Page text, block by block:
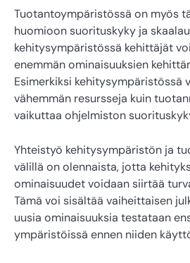
Tuotantoympäristössä on myös
huomioon suorituskyky ja
kehitysympäristössä kehittäjät
enemmän ominaisuuksien
Esimerkiksi kehitysympäristössä
vähemmän resursseja kuin
vaikuttaa ohjelmiston
Yhteistyö kehitysympäristön ja
välillä on olennaista, jotta
ominaisuudet voidaan siirtää
Tämä voi sisältää vaiheittaisen
uusia ominaisuuksia testataan
ympäristöissä ennen niiden